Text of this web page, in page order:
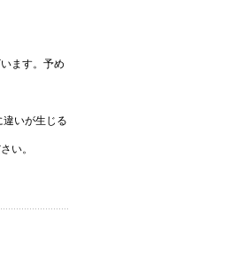
ます。予め
いが生じる
い。